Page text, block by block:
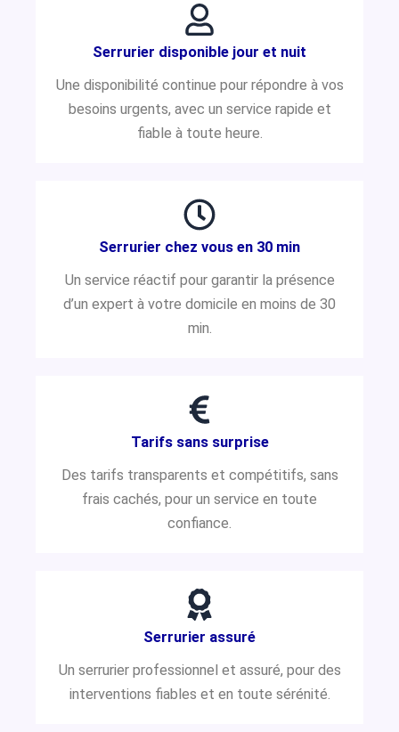
Serrurier disponible jour et nuit
Une disponibilité continue pour répondre à vos
besoins urgents, avec un service rapide et
fiable à toute heure.
Serrurier chez vous en 30 min
Un service réactif pour garantir la présence
d’un expert à votre domicile en moins de 30
min.
Tarifs sans surprise
Des tarifs transparents et compétitifs, sans
frais cachés, pour un service en toute
confiance.
Serrurier assuré
Un serrurier professionnel et assuré, pour des
interventions fiables et en toute sérénité.